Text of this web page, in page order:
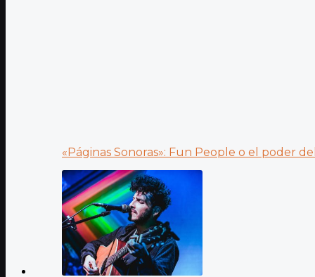
«Páginas Sonoras»: Fun People o el poder